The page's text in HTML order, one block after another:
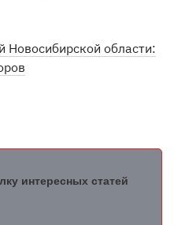
области:
интересных статей